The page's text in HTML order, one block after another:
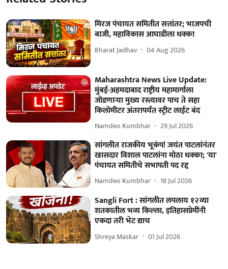
मिरज पंचायत समितीत सत्तांतर; भाजपची
बाजी, महाविकास आघाडीला धक्का
Bharat Jadhav 04 Aug 2026
Maharashtra News Live Update:
मुंबई-अहमदाबाद राष्ट्रीय महामार्गाला
जोडणाऱ्या मुख्य रस्त्यावर पाच ते सहा
किलोमीटर अंतरापर्यंत स्ट्रीट लाईट बंद
Namdeo Kumbhar 29 Jul 2026
सांगलीत राजकीय भूकंप! जयंत पाटलांनंतर
खासदार विशाल पाटलांना मोठा धक्का; 'या'
पंचायत समितीचे सभापती पद रद्द
Namdeo Kumbhar 18 Jul 2026
Sangli Fort : सांगलीत लपलाय १२व्या
शतकातील भव्य किल्ला, इतिहासप्रेमींनी
एकदा तरी भेट द्याच
Shreya Maskar 01 Jul 2026